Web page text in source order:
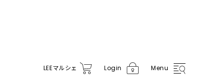
LEEマルシェ Login Menu